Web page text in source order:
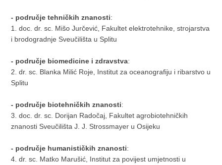
- područje tehničkih znanosti:
1. doc. dr. sc. Mišo Jurčević, Fakultet elektrotehnike, strojarstva
i brodogradnje Sveučilišta u Splitu
- područje biomedicine i zdravstva:
2. dr. sc. Blanka Milić Roje, Institut za oceanografiju i ribarstvo u
Splitu
- područje biotehničkih znanosti:
3. doc. dr. sc. Dorijan Radočaj, Fakultet agrobiotehničkih
znanosti Sveučilišta J. J. Strossmayer u Osijeku
- područje humanističkih znanosti:
4. dr. sc. Matko Marušić, Institut za povijest umjetnosti u